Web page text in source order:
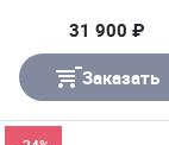
клипсами
31 900 ₽
Заказать